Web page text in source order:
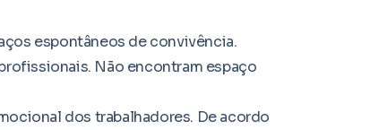
espontâneos de convivência.
Não encontram espaço
dos trabalhadores. De acordo